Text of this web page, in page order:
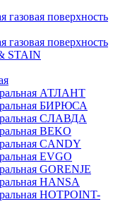
газовая поверхность
газовая поверхность
STAIN
АТЛАНТ
БИРЮСА
СЛАВДА
BEKO
CANDY
EVGO
GORENJE
HANSA
HOTPOINT-